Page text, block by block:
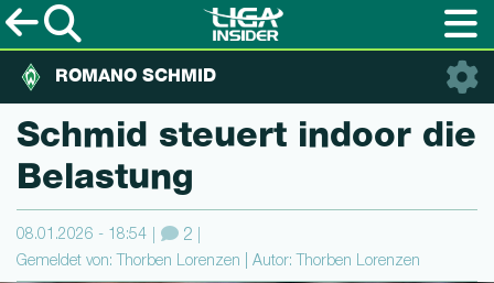
ROMANO SCHMID
Schmid steuert indoor die
Belastung
08.01.2026 - 18:54 2
Gemeldet von: Thorben Lorenzen | Autor: Thorben Lorenzen